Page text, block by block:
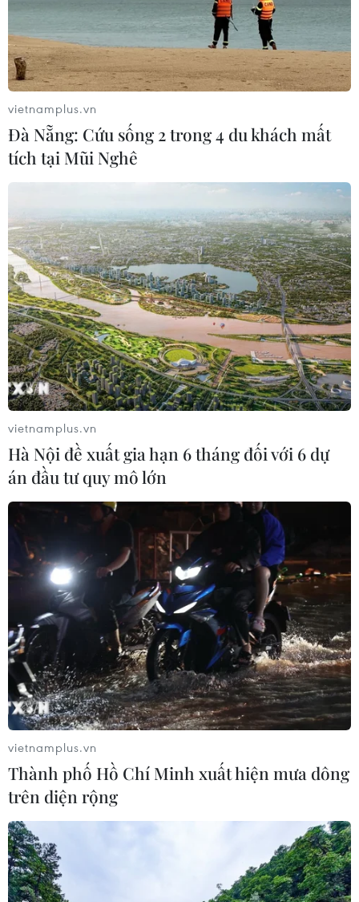
Tuyên dương "Những người có uy tín tiêu
biểu vùng Tây Bắc"
06/12/2016 01:50
quan trọng, giúp Tây Bắc phát triển ổn định, bền vững,
thiết lập thế trận lòng dân vững chắc.
vietnamplus.vn
Đà Nẵng: Cứu sống 2 trong 4 du khách mất
tích tại Mũi Nghê
vietnamplus.vn
Hà Nội đề xuất gia hạn 6 tháng đối với 6 dự
án đầu tư quy mô lớn
vietnamplus.vn
Thành phố Hồ Chí Minh xuất hiện mưa dông
trên diện rộng